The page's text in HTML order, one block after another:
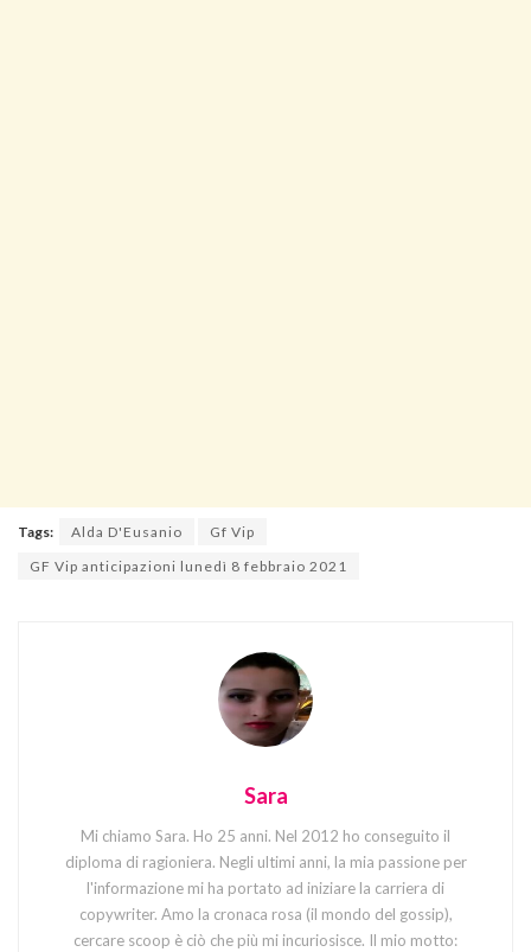
Tags: Alda D'Eusanio
Gf Vip
GF Vip anticipazioni lunedì 8 febbraio 2021
Sara
Mi chiamo Sara. Ho 25 anni. Nel 2012 ho conseguito il
diploma di ragioniera. Negli ultimi anni, la mia passione per
l'informazione mi ha portato ad iniziare la carriera di
copywriter. Amo la cronaca rosa (il mondo del gossip),
cercare scoop è ciò che più mi incuriosisce. Il mio motto: